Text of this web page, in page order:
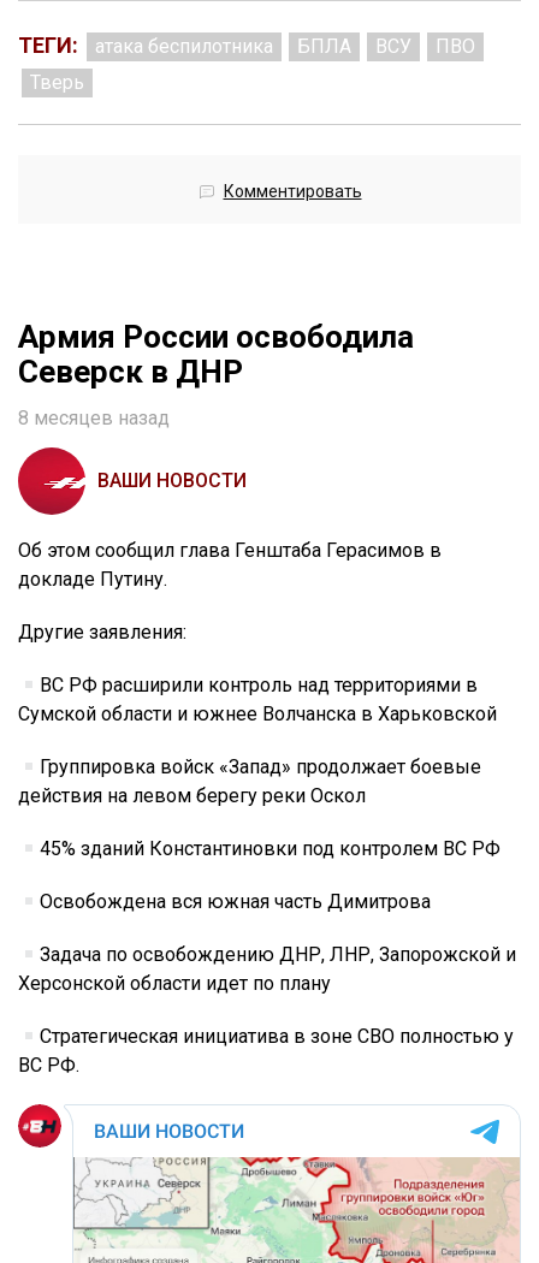
ТЕГИ: атака беспилотника БПЛА ВСУ
ПВО
Тверь
Комментировать
Армия России освободила
Северск в ДНР
8 месяцев назад
ВАШИ НОВОСТИ
Об этом сообщил глава Генштаба Герасимов в
докладе Путину.
Другие заявления:
ВС РФ расширили контроль над территориями в
Сумской области и южнее Волчанска в Харьковской
Группировка войск «Запад» продолжает боевые
действия на левом берегу реки Оскол
45% зданий Константиновки под контролем ВС РФ
Освобождена вся южная часть Димитрова
Задача по освобождению ДНР, ЛНР, Запорожской и
Херсонской области идет по плану
Стратегическая инициатива в зоне СВО полностью у
ВС РФ.